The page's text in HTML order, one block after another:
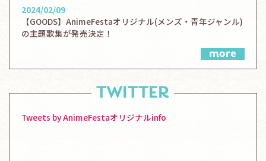
2024/02/09
【GOODS】AnimeFestaオリジナル(メンズ・青年ジャンル)
の主題歌集が発売決定！
more
TWITTER
Tweets by AnimeFestaオリジナルinfo